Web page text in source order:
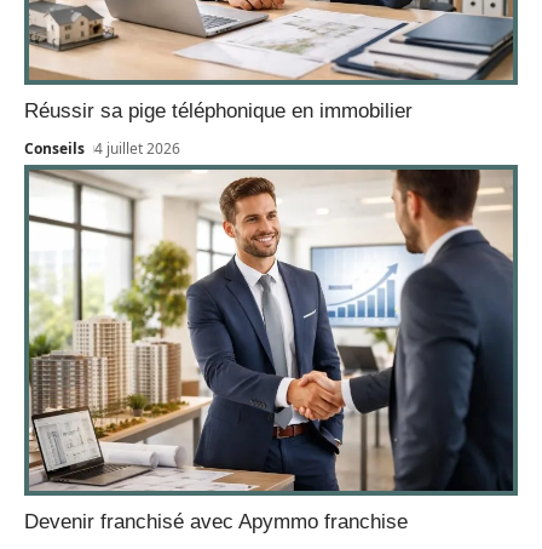
Réussir sa pige téléphonique en immobilier
Conseils 4 juillet 2026
Devenir franchisé avec Apymmo franchise